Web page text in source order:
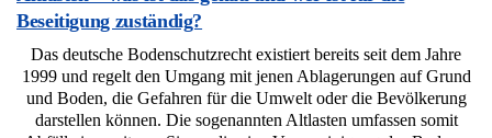
Beseitigung zuständig?
Das deutsche Bodenschutzrecht existiert bereits seit dem Jahre
1999 und regelt den Umgang mit jenen Ablagerungen auf Grund
und Boden, die Gefahren für die Umwelt oder die Bevölkerung
darstellen können. Die sogenannten Altlasten umfassen somit